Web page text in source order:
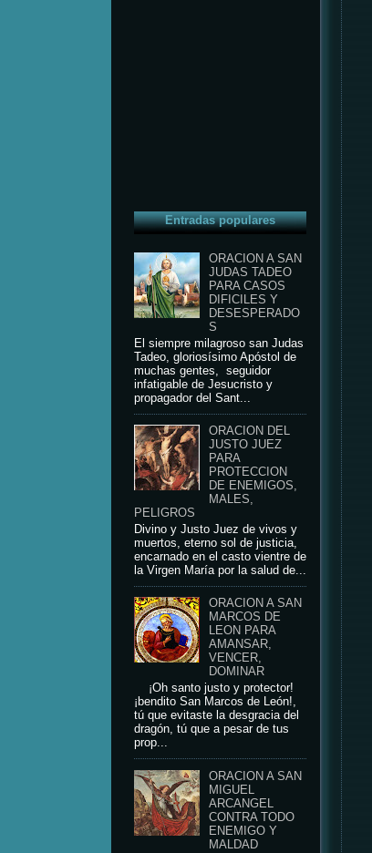
Entradas populares
ORACION A SAN
JUDAS TADEO
PARA CASOS
DIFICILES Y
DESESPERADO
S
El siempre milagroso san Judas
Tadeo, gloriosísimo Apóstol de
muchas gentes, seguidor
infatigable de Jesucristo y
propagador del Sant...
ORACION DEL
JUSTO JUEZ
PARA
PROTECCION
DE ENEMIGOS,
MALES,
PELIGROS
Divino y Justo Juez de vivos y
muertos, eterno sol de justicia,
encarnado en el casto vientre de
la Virgen María por la salud de...
ORACION A SAN
MARCOS DE
LEON PARA
AMANSAR,
VENCER,
DOMINAR
¡Oh santo justo y protector!
¡bendito San Marcos de León!,
tú que evitaste la desgracia del
dragón, tú que a pesar de tus
prop...
ORACION A SAN
MIGUEL
ARCANGEL
CONTRA TODO
ENEMIGO Y
MALDAD